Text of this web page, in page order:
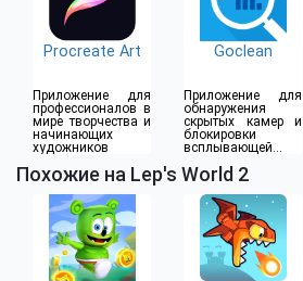
Procreate Art
Приложение для
профессионалов в
мире творчества и
начинающих
художников
Goclean
Приложение для
обнаружения
скрытых камер и
блокировки
всплывающей
Похожие на Lep's World 2